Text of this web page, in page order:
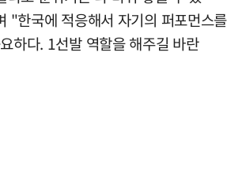
"한국에 적응해서 자기의 퍼포먼스를
하다. 1선발 역할을 해주길 바란